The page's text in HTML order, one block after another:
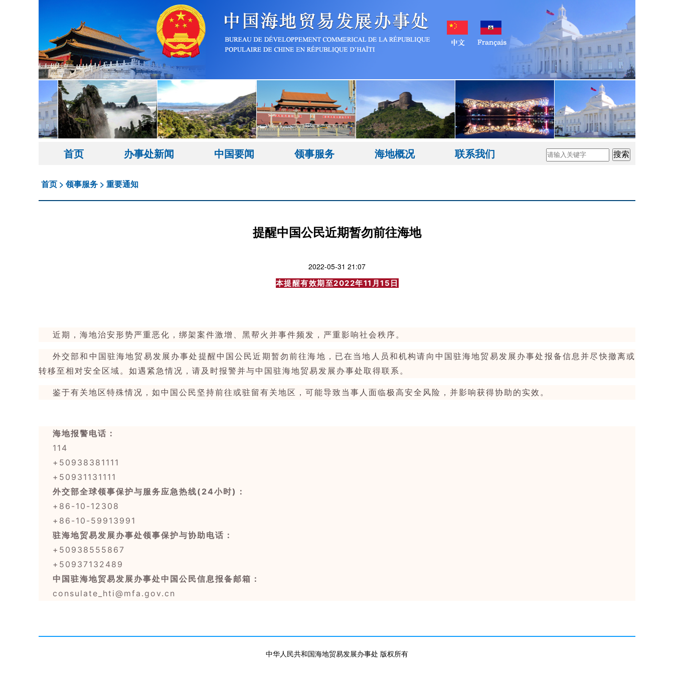
首页 办事处新闻 中国要闻 领事服务 海地概况 联系我们 搜索
首页 > 领事服务 > 重要通知
提醒中国公民近期暂勿前往海地
2022-05-31 21:07
本提醒有效期至2022年11月15日
近期，海地治安形势严重恶化，绑架案件激增、黑帮火并事件频发，严重影响社会秩序。
外交部和中国驻海地贸易发展办事处提醒中国公民近期暂勿前往海地，已在当地人员和机构请向中国驻海地贸易发展办事处报备信息并尽快撤离或
转移至相对安全区域。如遇紧急情况，请及时报警并与中国驻海地贸易发展办事处取得联系。
鉴于有关地区特殊情况，如中国公民坚持前往或驻留有关地区，可能导致当事人面临极高安全风险，并影响获得协助的实效。
海地报警电话：
114
+50938381111
+50931131111
外交部全球领事保护与服务应急热线(24小时)：
+86-10-12308
+86-10-59913991
驻海地贸易发展办事处领事保护与协助电话：
+50938555867
+50937132489
中国驻海地贸易发展办事处中国公民信息报备邮箱：
consulate_hti@mfa.gov.cn
中华人民共和国海地贸易发展办事处 版权所有